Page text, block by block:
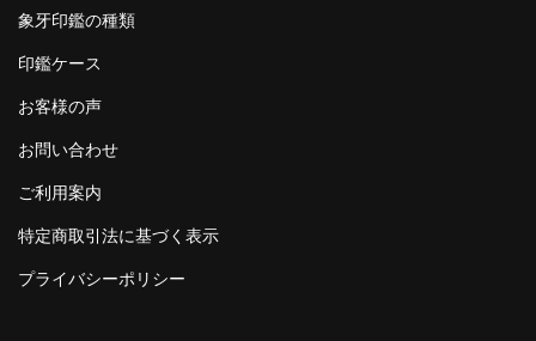
象牙印鑑の種類
印鑑ケース
お客様の声
お問い合わせ
ご利用案内
特定商取引法に基づく表示
プライバシーポリシー